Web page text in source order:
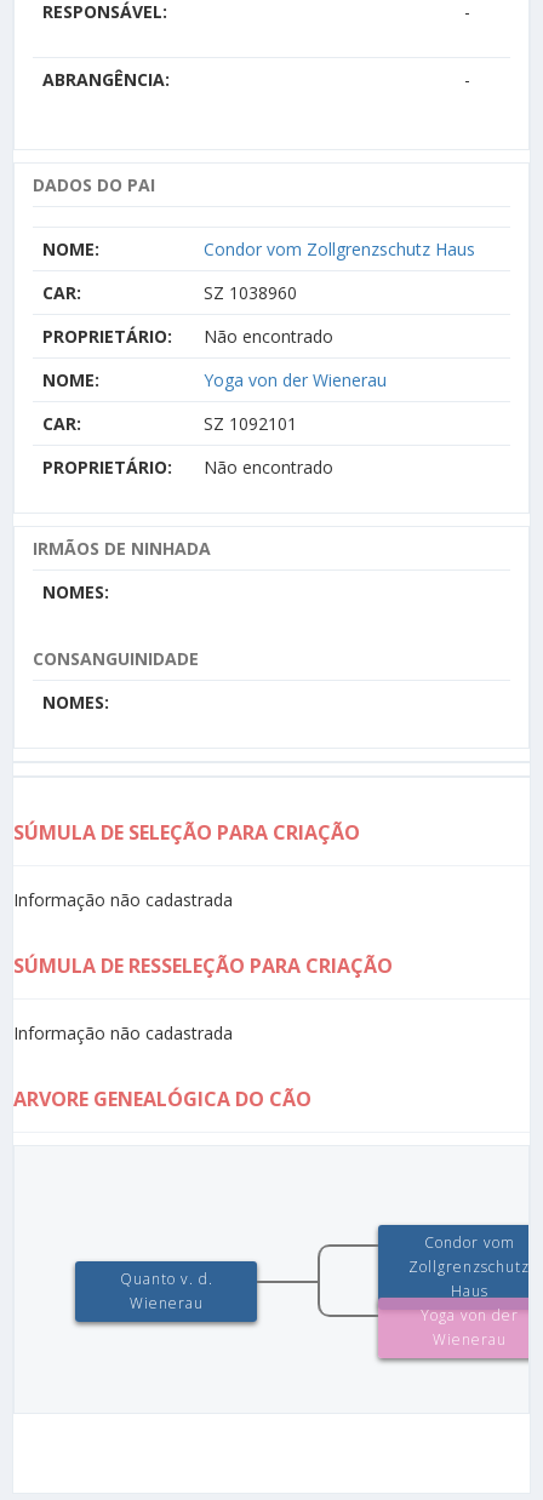
RESPONSÁVEL: -
ABRANGÊNCIA: -
DADOS DO PAI
NOME:
Condor vom Zollgrenzschutz Haus
CAR:
SZ 1038960
PROPRIETÁRIO:
Não encontrado
NOME:
Yoga von der Wienerau
CAR:
SZ 1092101
PROPRIETÁRIO:
Não encontrado
IRMÃOS DE NINHADA
NOMES:
CONSANGUINIDADE
NOMES:
SÚMULA DE SELEÇÃO PARA CRIAÇÃO
Informação não cadastrada
SÚMULA DE RESSELEÇÃO PARA CRIAÇÃO
Informação não cadastrada
ARVORE GENEALÓGICA DO CÃO
Quanto v. d.
Wienerau
Condor vom
Zollgrenzschutz
Haus
Yoga von der
Wienerau